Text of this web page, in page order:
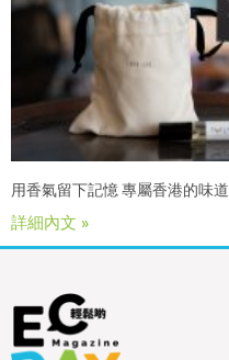
用香氣留下記憶 專屬香港的味道
詳細內文 »